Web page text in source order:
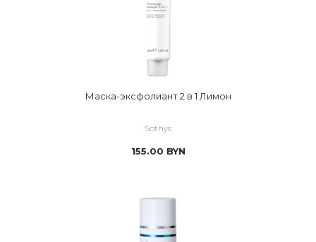
Маска-эксфолиант 2 в 1 Лимон
Sothys
155.00 BYN